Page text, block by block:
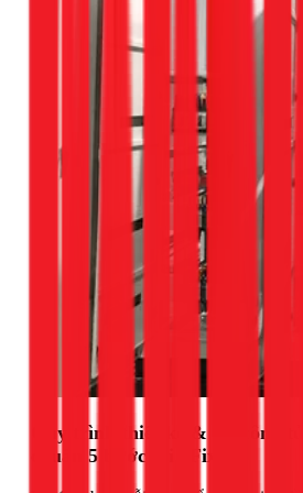
Quy trình thiết kế & thi công tủ
chuẩn 5 bước tại 1Fix